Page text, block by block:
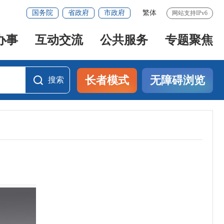
国务院 省政府 市政府 繁体 网站支持IPv6
事 互动交流 公共服务 专题聚焦
搜索 长者模式 无障碍浏览